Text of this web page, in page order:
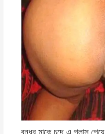
বন্ধুর মাকে চুদে এ প্লাস